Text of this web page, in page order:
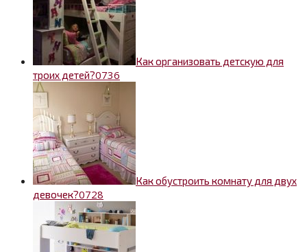
Как организовать детскую для
троих детей?0736
Как обустроить комнату для двух
девочек?0728